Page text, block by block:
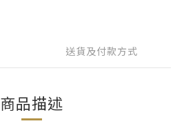
送貨及付款方式
商品描述